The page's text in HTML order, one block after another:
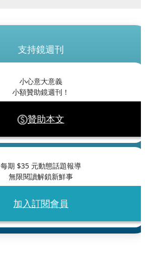
支持鏡週刊
小心意大意義
小額贊助鏡週刊！
贊助本文
每期 $35 元動態話題報導
無限閱讀解鎖新鮮事
加入訂閱會員